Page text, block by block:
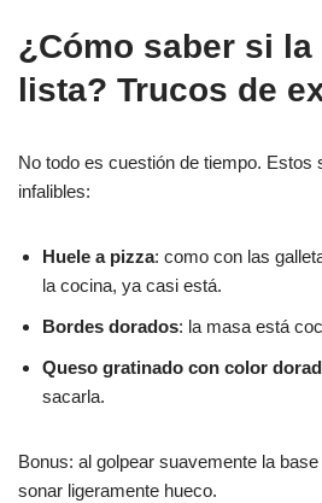
¿Cómo saber si la
lista? Trucos de
No todo es cuestión de tiempo. Estos
infalibles:
Huele a pizza: como con las
la cocina, ya casi está.
Bordes dorados: la masa está
Queso gratinado con color
sacarla.
Bonus: al golpear suavemente la
sonar ligeramente hueco.